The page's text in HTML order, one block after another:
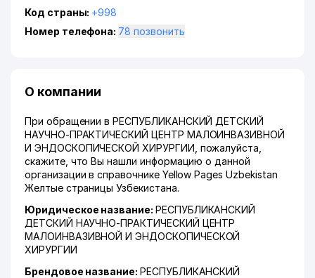
Код страны: +998
Номер телефона:
78 позвонить
О компании
При обращении в РЕСПУБЛИКАНСКИЙ ДЕТСКИЙ
НАУЧНО-ПРАКТИЧЕСКИЙ ЦЕНТР МАЛОИНВАЗИВНОЙ
И ЭНДОСКОПИЧЕСКОЙ ХИРУРГИИ, пожалуйста,
скажите, что Вы нашли информацию о данной
организации в справочнике Yellow Pages Uzbekistan
Желтые страницы Узбекистана.
Юридическое название: РЕСПУБЛИКАНСКИЙ
ДЕТСКИЙ НАУЧНО-ПРАКТИЧЕСКИЙ ЦЕНТР
МАЛОИНВАЗИВНОЙ И ЭНДОСКОПИЧЕСКОЙ
ХИРУРГИИ
Брендовое название: РЕСПУБЛИКАНСКИЙ